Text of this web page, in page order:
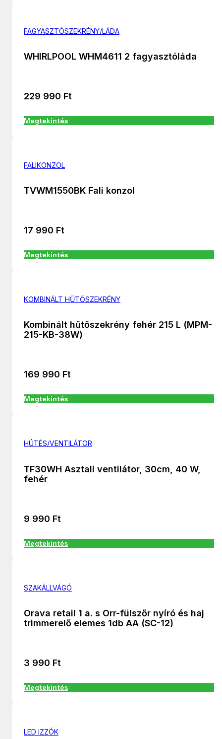
FAGYASZTÓSZEKRÉNY/LÁDA
WHIRLPOOL WHM4611 2 fagyasztóláda
229 990 Ft
Megtekintés
FALIKONZOL
TVWM1550BK Fali konzol
17 990 Ft
Megtekintés
KOMBINÁLT HŰTŐSZEKRÉNY
Kombinált hűtőszekrény fehér 215 L (MPM-
215-KB-38W)
169 990 Ft
Megtekintés
HÚTÉS/VENTILÁTOR
TF30WH Asztali ventilátor, 30cm, 40 W,
fehér
9 990 Ft
Megtekintés
SZAKÁLLVÁGÓ
Orava retail 1 a. s Orr-fülszőr nyíró és haj
trimmerelő elemes 1db AA (SC-12)
3 990 Ft
Megtekintés
LED IZZÓK